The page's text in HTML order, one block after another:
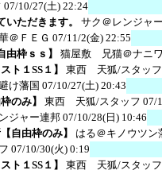
07/10/27(土) 22:24
ただきます。
サク＠レンジャ
＠ＦＥＧ 07/11/2(金) 22:55
枠ｓｓ】
猫屋敷 兄猫＠ナニ
ト１SS１】
東西 天狐/スタッフ
け藩国 07/10/27(土) 20:43
のみ】
東西 天狐/スタッフ 07/
ジャー連邦 07/10/28(日) 10:46
自由枠のみ】
はる＠キノウツン
07/10/30(火) 0:19
ト１SS１】
東西 天狐/スタッフ